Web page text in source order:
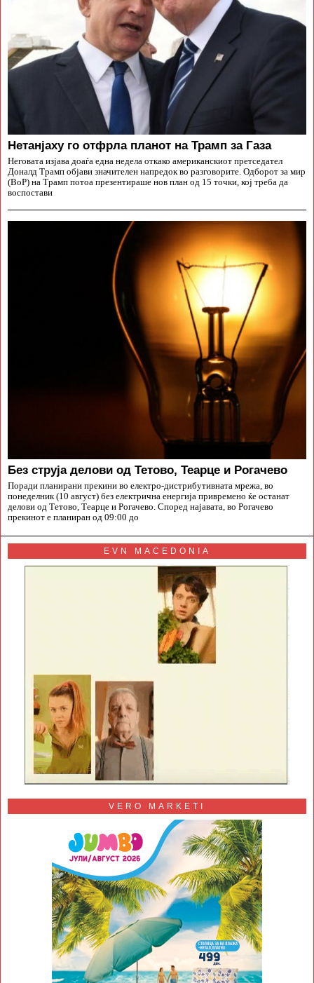
Нетанјаху го отфрла планот на Трамп за Газа
Неговата изјава доаѓа една недела откако американскиот претседател
Доналд Трамп објави значителен напредок во разговорите. Одборот за мир
(BoP) на Трамп потоа презентираше нов план од 15 точки, кој треба да
воспостави
Без струја делови од Тетово, Теарце и Рогачево
Поради планирани прекини во електро-дистрибутивната мрежа, во
понеделник (10 август) без електрична енергија привремено ќе останат
делови од Тетово, Теарце и Рогачево. Според најавата, во Рогачево
прекинот е планиран од 09:00 до
EVN MACEDONIA
VERO MARKETI